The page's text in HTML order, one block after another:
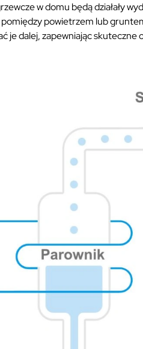
w domu będą działały
powietrzem lub
je dalej, zapewniając skuteczne